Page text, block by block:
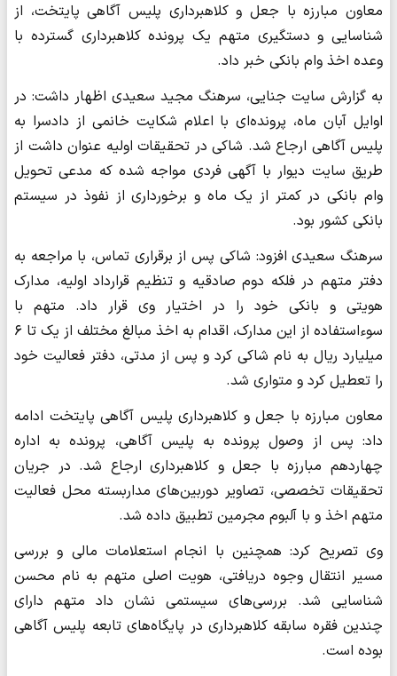
معاون مبارزه با جعل و کلاهبرداری پلیس آگاهی پایتخت، از
شناسایی و دستگیری متهم یک پرونده کلاهبرداری گسترده با
وعده اخذ وام بانکی خبر داد.
به گزارش سایت جنایی، سرهنگ مجید سعیدی اظهار داشت: در
اوایل آبان ماه، پرونده‌ای با اعلام شکایت خانمی از دادسرا به
پلیس آگاهی ارجاع شد. شاکی در تحقیقات اولیه عنوان داشت از
طریق سایت دیوار با آگهی فردی مواجه شده که مدعی تحویل
وام بانکی در کمتر از یک ماه و برخورداری از نفوذ در سیستم
بانکی کشور بود.
سرهنگ سعیدی افزود: شاکی پس از برقراری تماس، با مراجعه به
دفتر متهم در فلکه دوم صادقیه و تنظیم قرارداد اولیه، مدارک
هویتی و بانکی خود را در اختیار وی قرار داد. متهم با
سوءاستفاده از این مدارک، اقدام به اخذ مبالغ مختلف از یک تا ۶
میلیارد ریال به نام شاکی کرد و پس از مدتی، دفتر فعالیت خود
را تعطیل کرد و متواری شد.
معاون مبارزه با جعل و کلاهبرداری پلیس آگاهی پایتخت ادامه
داد: پس از وصول پرونده به پلیس آگاهی، پرونده به اداره
چهاردهم مبارزه با جعل و کلاهبرداری ارجاع شد. در جریان
تحقیقات تخصصی، تصاویر دوربین‌های مداربسته محل فعالیت
متهم اخذ و با آلبوم مجرمین تطبیق داده شد.
وی تصریح کرد: همچنین با انجام استعلامات مالی و بررسی
مسیر انتقال وجوه دریافتی، هویت اصلی متهم به نام محسن
شناسایی شد. بررسی‌های سیستمی نشان داد متهم دارای
چندین فقره سابقه کلاهبرداری در پایگاه‌های تابعه پلیس آگاهی
بوده است.